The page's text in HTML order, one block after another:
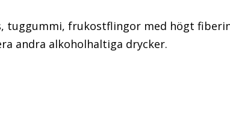
tuggummi, frukostflingor med högt
andra alkoholhaltiga drycker.